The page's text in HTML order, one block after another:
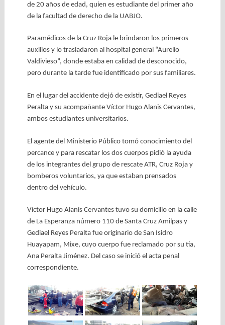
de 20 años de edad, quien es estudiante del primer año
de la facultad de derecho de la UABJO.
Paramédicos de la Cruz Roja le brindaron los primeros
auxilios y lo trasladaron al hospital general “Aurelio
Valdivieso”, donde estaba en calidad de desconocido,
pero durante la tarde fue identificado por sus familiares.
En el lugar del accidente dejó de existir, Gediael Reyes
Peralta y su acompañante Víctor Hugo Alanis Cervantes,
ambos estudiantes universitarios.
El agente del Ministerio Público tomó conocimiento del
percance y para rescatar los dos cuerpos pidió la ayuda
de los integrantes del grupo de rescate ATR, Cruz Roja y
bomberos voluntarios, ya que estaban prensados
dentro del vehículo.
Víctor Hugo Alanis Cervantes tuvo su domicilio en la calle
de La Esperanza número 110 de Santa Cruz Amilpas y
Gediael Reyes Peralta fue originario de San Isidro
Huayapam, Mixe, cuyo cuerpo fue reclamado por su tía,
Ana Peralta Jiménez. Del caso se inició el acta penal
correspondiente.